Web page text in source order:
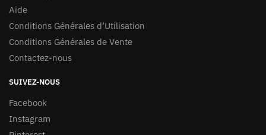
Aide
Conditions Générales d’Utilisation
Conditions Générales de Vente
Contactez-nous
SUIVEZ-NOUS
Facebook
Instagram